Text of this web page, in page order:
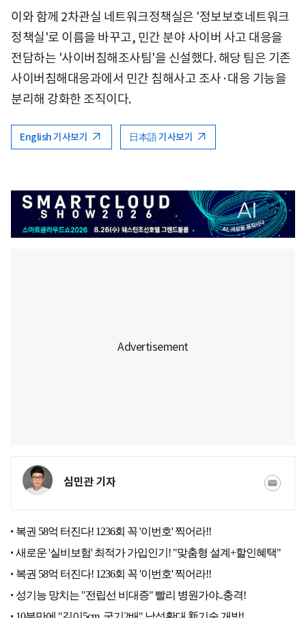
이와 함께 2차관실 네트워크정책실은 '정보보호네트워크
정책실'로 이름을 바꾸고, 민간 분야 사이버 사고 대응을
전담하는 '사이버침해조사팀'을 신설했다. 해당 팀은 기존
사이버침해대응과에서 민간 침해사고 조사·대응 기능을
분리해 강화한 조직이다.
English 기사보기 日本語 기사보기
심민관 기자